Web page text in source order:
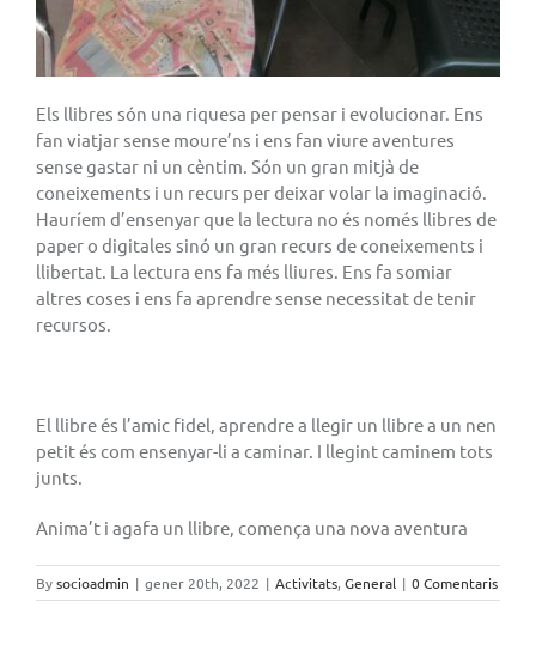
Els llibres són una riquesa per pensar i evolucionar. Ens
fan viatjar sense moure’ns i ens fan viure aventures
sense gastar ni un cèntim. Són un gran mitjà de
coneixements i un recurs per deixar volar la imaginació.
Hauríem d’ensenyar que la lectura no és només llibres de
paper o digitales sinó un gran recurs de coneixements i
llibertat. La lectura ens fa més lliures. Ens fa somiar
altres coses i ens fa aprendre sense necessitat de tenir
recursos.
El llibre és l’amic fidel, aprendre a llegir un llibre a un nen
petit és com ensenyar-li a caminar. I llegint caminem tots
junts.
Anima’t i agafa un llibre, comença una nova aventura
Bysocioadmin | gener 20th, 2022 | Activitats, General | 0 Comentaris